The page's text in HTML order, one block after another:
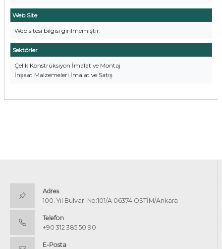
Web Site
Web sitesi bilgisi girilmemiştir.
Sektörler
Çelik Konstrüksiyon İmalat ve Montaj
İnşaat Malzemeleri İmalat ve Satış
Adres
100. Yıl Bulvarı No:101/A 06374 OSTİM/Ankara
Telefon
+90 312 385 50 90
E-Posta